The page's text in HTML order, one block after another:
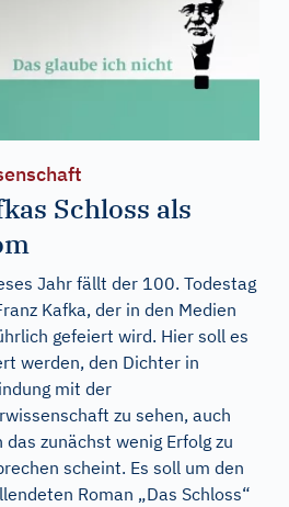
Schloss als
Jahr fällt der 100. Todestag
Kafka, der in den Medien
gefeiert wird. Hier soll es
werden, den Dichter in
mit der
zu sehen, auch
das zunächst wenig Erfolg zu
scheint. Es soll um den
Roman „Das Schloss“